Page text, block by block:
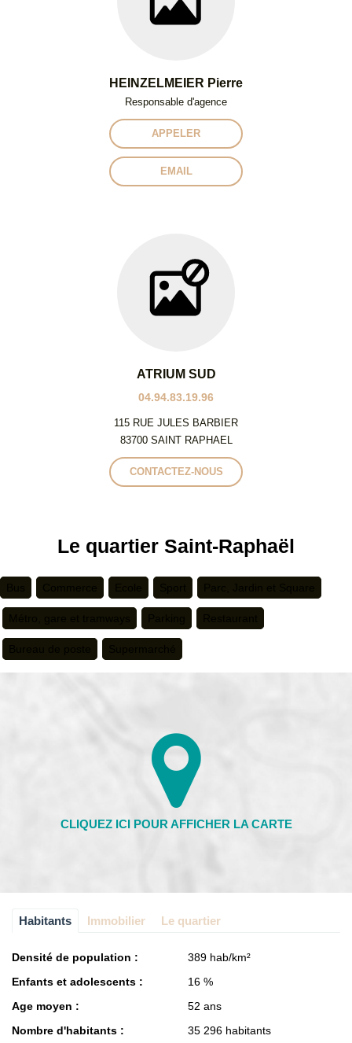
HEINZELMEIER Pierre
Responsable d'agence
APPELER
EMAIL
ATRIUM SUD
04.94.83.19.96
115 RUE JULES BARBIER
83700 SAINT RAPHAEL
CONTACTEZ-NOUS
Le quartier Saint-Raphaël
Habitants Immobilier Le quartier
Densité de population :
389 hab/km²
Enfants et adolescents :
16 %
Age moyen :
52 ans
Nombre d'habitants :
35 296 habitants